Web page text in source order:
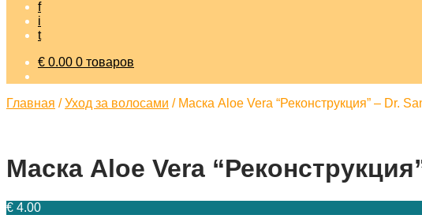
f
i
t
€ 0.00 0 товаров
Главная /Уход за волосами / Маска Aloe Vera “Реконструкция” – Dr.
Маска Aloe Vera
€ 4.00